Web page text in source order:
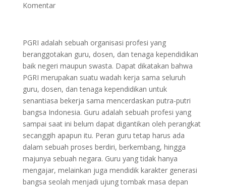
Komentar
PGRI adalah sebuah organisasi profesi yang
beranggotakan guru, dosen, dan tenaga kependidikan
baik negeri maupun swasta. Dapat dikatakan bahwa
PGRI merupakan suatu wadah kerja sama seluruh
guru, dosen, dan tenaga kependidikan untuk
senantiasa bekerja sama mencerdaskan putra-putri
bangsa Indonesia. Guru adalah sebuah profesi yang
sampai saat ini belum dapat digantikan oleh perangkat
secanggih apapun itu. Peran guru tetap harus ada
dalam sebuah proses berdiri, berkembang, hingga
majunya sebuah negara. Guru yang tidak hanya
mengajar, melainkan juga mendidik karakter generasi
bangsa seolah menjadi ujung tombak masa depan